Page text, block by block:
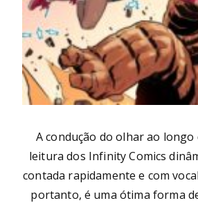
A condução do olhar ao
leitura dos Infinity Comics
contada rapidamente e com
portanto, é uma ótima forma